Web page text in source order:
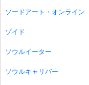
ソードアート・オンライン
ゾイド
ソウルイーター
ソウルキャリバー